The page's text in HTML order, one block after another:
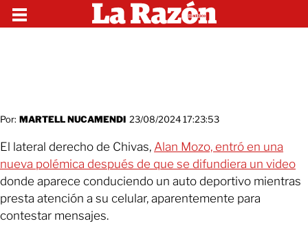
Por: MARTELL NUCAMENDI 23/08/2024 17:23:53
El lateral derecho de Chivas, Alan Mozo, entró en una
nueva polémica después de que se difundiera un video
donde aparece conduciendo un auto deportivo mientras
presta atención a su celular, aparentemente para
contestar mensajes.